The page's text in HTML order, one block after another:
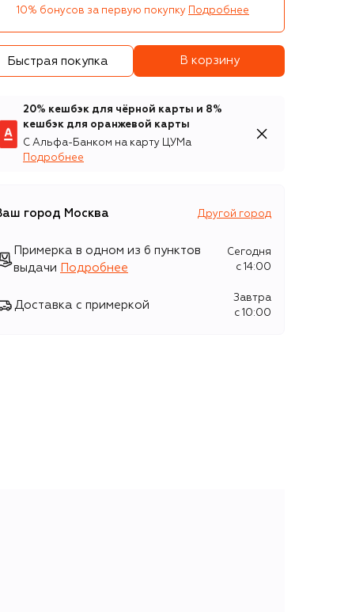
10% бонусов за первую покупку Подробнее
Быстрая покупка В корзину
20% кешбэк для чёрной карты и 8%
кешбэк для оранжевой карты
С Альфа-Банком на карту ЦУМа
Подробнее
город Москва Другой город
Примерка в одном из 6 пунктов
выдачи
Подробнее
Сегодня
c 14:00
Доставка с примеркой
Завтра
c 10:00